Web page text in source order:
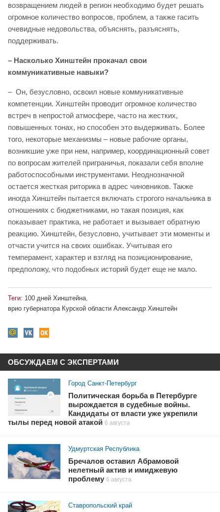
возвращением людей в регион необходимо будет решать
огромное количество вопросов, проблем, а также гасить
очевидные недовольства, объяснять, разъяснять,
поддерживать.
– Насколько Хинштейн прокачал свои
коммуникативные навыки?
– Он, безусловно, освоил новые коммуникативные
компетенции. Хинштейн проводит огромное количество
встреч в непростой атмосфере, часто на жестких,
повышенных тонах, но способен это выдерживать. Более
того, некоторые механизмы – новые рабочие органы,
возникшие уже при нем, например, координационный совет
по вопросам жителей приграничья, показали себя вполне
работоспособными инструментами. Неоднозначной
остается жесткая риторика в адрес чиновников. Также
иногда Хинштейн пытается включать строгого начальника в
отношениях с бюджетниками, но такая позиция, как
показывает практика, не работает и вызывает обратную
реакцию. Хинштейн, безусловно, учитывает эти моменты и
отчасти учится на своих ошибках. Учитывая его
темперамент, характер и взгляд на позиционирование,
предположу, что подобных историй будет еще не мало.
Теги: 100 дней Хинштейна,
врио губернатора Курской области Александр Хинштейн
ОБСУЖДАЕМ С ЭКСПЕРТАМИ
Город Санкт-Петербург
Политическая борьба в Петербурге
вырождается в судебные войны.
Кандидаты от власти уже укрепили
тылы перед новой атакой 6 августа
Удмуртская Республика
Бречалов оставил Абрамовой
нелетный актив и имиджевую
проблему 6 августа
Ставропольский край